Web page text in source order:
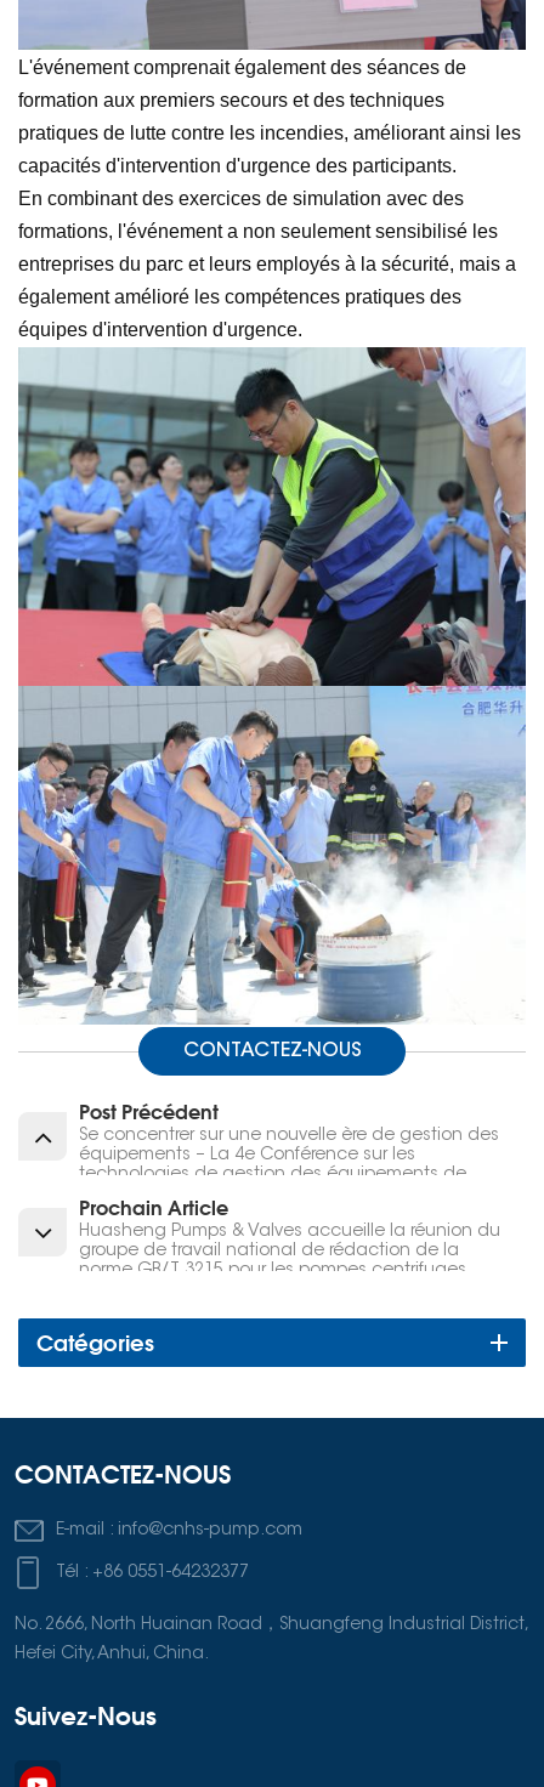
L'événement comprenait également des séances de
formation aux premiers secours et des techniques
pratiques de lutte contre les incendies, améliorant ainsi les
capacités d'intervention d'urgence des participants.
En combinant des exercices de simulation avec des
formations, l'événement a non seulement sensibilisé les
entreprises du parc et leurs employés à la sécurité, mais a
également amélioré les compétences pratiques des
équipes d'intervention d'urgence.
CONTACTEZ-NOUS
Post Précédent
Se concentrer sur une nouvelle ère de gestion des
équipements – La 4e Conférence sur les
technologies de gestion des équipements de
succès à Hefei
Prochain Article
Huasheng Pumps & Valves accueille la réunion du
groupe de travail national de rédaction de la
norme GB/T 3215 pour les pompes centrifuges
Catégories
CONTACTEZ-NOUS
E-mail : info@cnhs-pump.com
Tél : +86 0551-64232377
No. 2666, North Huainan Road，Shuangfeng Industrial District,
Hefei City, Anhui, China.
Suivez-Nous